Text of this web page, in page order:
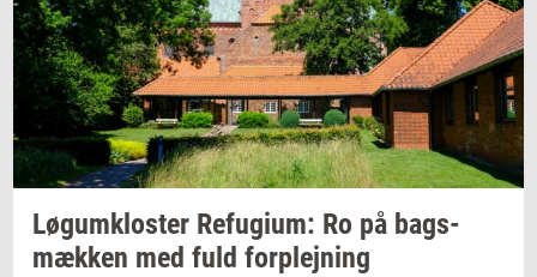
Løgum­klo­ster Re­fu­gi­um: Ro på bags­
mæk­ken med fuld for­plej­ning